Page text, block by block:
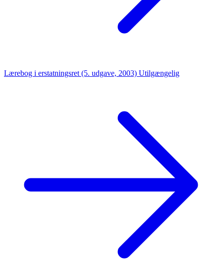
Lærebog i erstatningsret (5. udgave, 2003) Utilgængelig